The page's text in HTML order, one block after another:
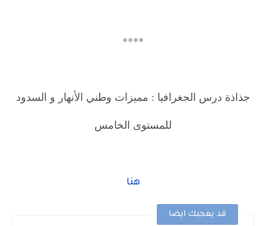
****
جذاذة درس الجغرافيا : مميزات وطني الأنهار و السدود
للمستوى الخامس
هنا
قد يعجبك ايضا